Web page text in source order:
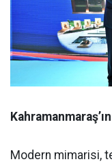
Modern mimarisi,